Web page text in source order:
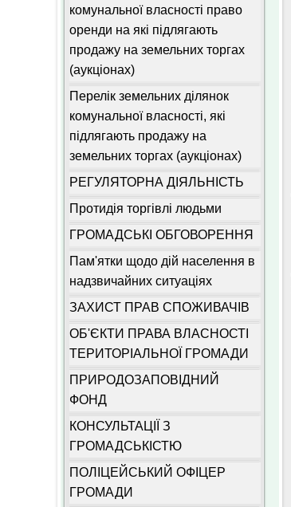
комунальної власності право
оренди на які підлягають
продажу на земельних торгах
(аукціонах)
Перелік земельних ділянок
комунальної власності, які
підлягають продажу на
земельних торгах (аукціонах)
РЕГУЛЯТОРНА ДІЯЛЬНІСТЬ
Протидія торгівлі людьми
ГРОМАДСЬКІ ОБГОВОРЕННЯ
Пам'ятки щодо дій населення в
надзвичайних ситуаціях
ЗАХИСТ ПРАВ СПОЖИВАЧІВ
ОБ'ЄКТИ ПРАВА ВЛАСНОСТІ
ТЕРИТОРІАЛЬНОЇ ГРОМАДИ
ПРИРОДОЗАПОВІДНИЙ
ФОНД
КОНСУЛЬТАЦІЇ З
ГРОМАДСЬКІСТЮ
ПОЛІЦЕЙСЬКИЙ ОФІЦЕР
ГРОМАДИ